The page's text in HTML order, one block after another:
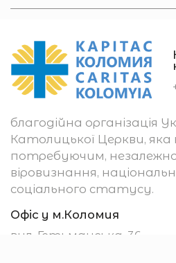
благодійна організація
Католицької Церкви,
потребуючим, незалежно
віровизнання,
соціального статусу.
Офіс у м.Коломия
вул. Гетьманська, 36